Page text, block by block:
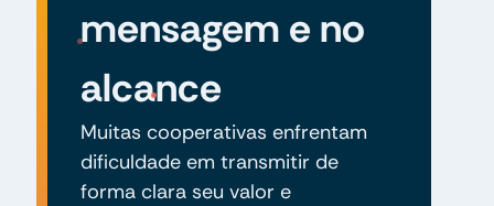
mensagem e no
alcance
Muitas cooperativas enfrentam
dificuldade em transmitir de
forma clara seu valor e